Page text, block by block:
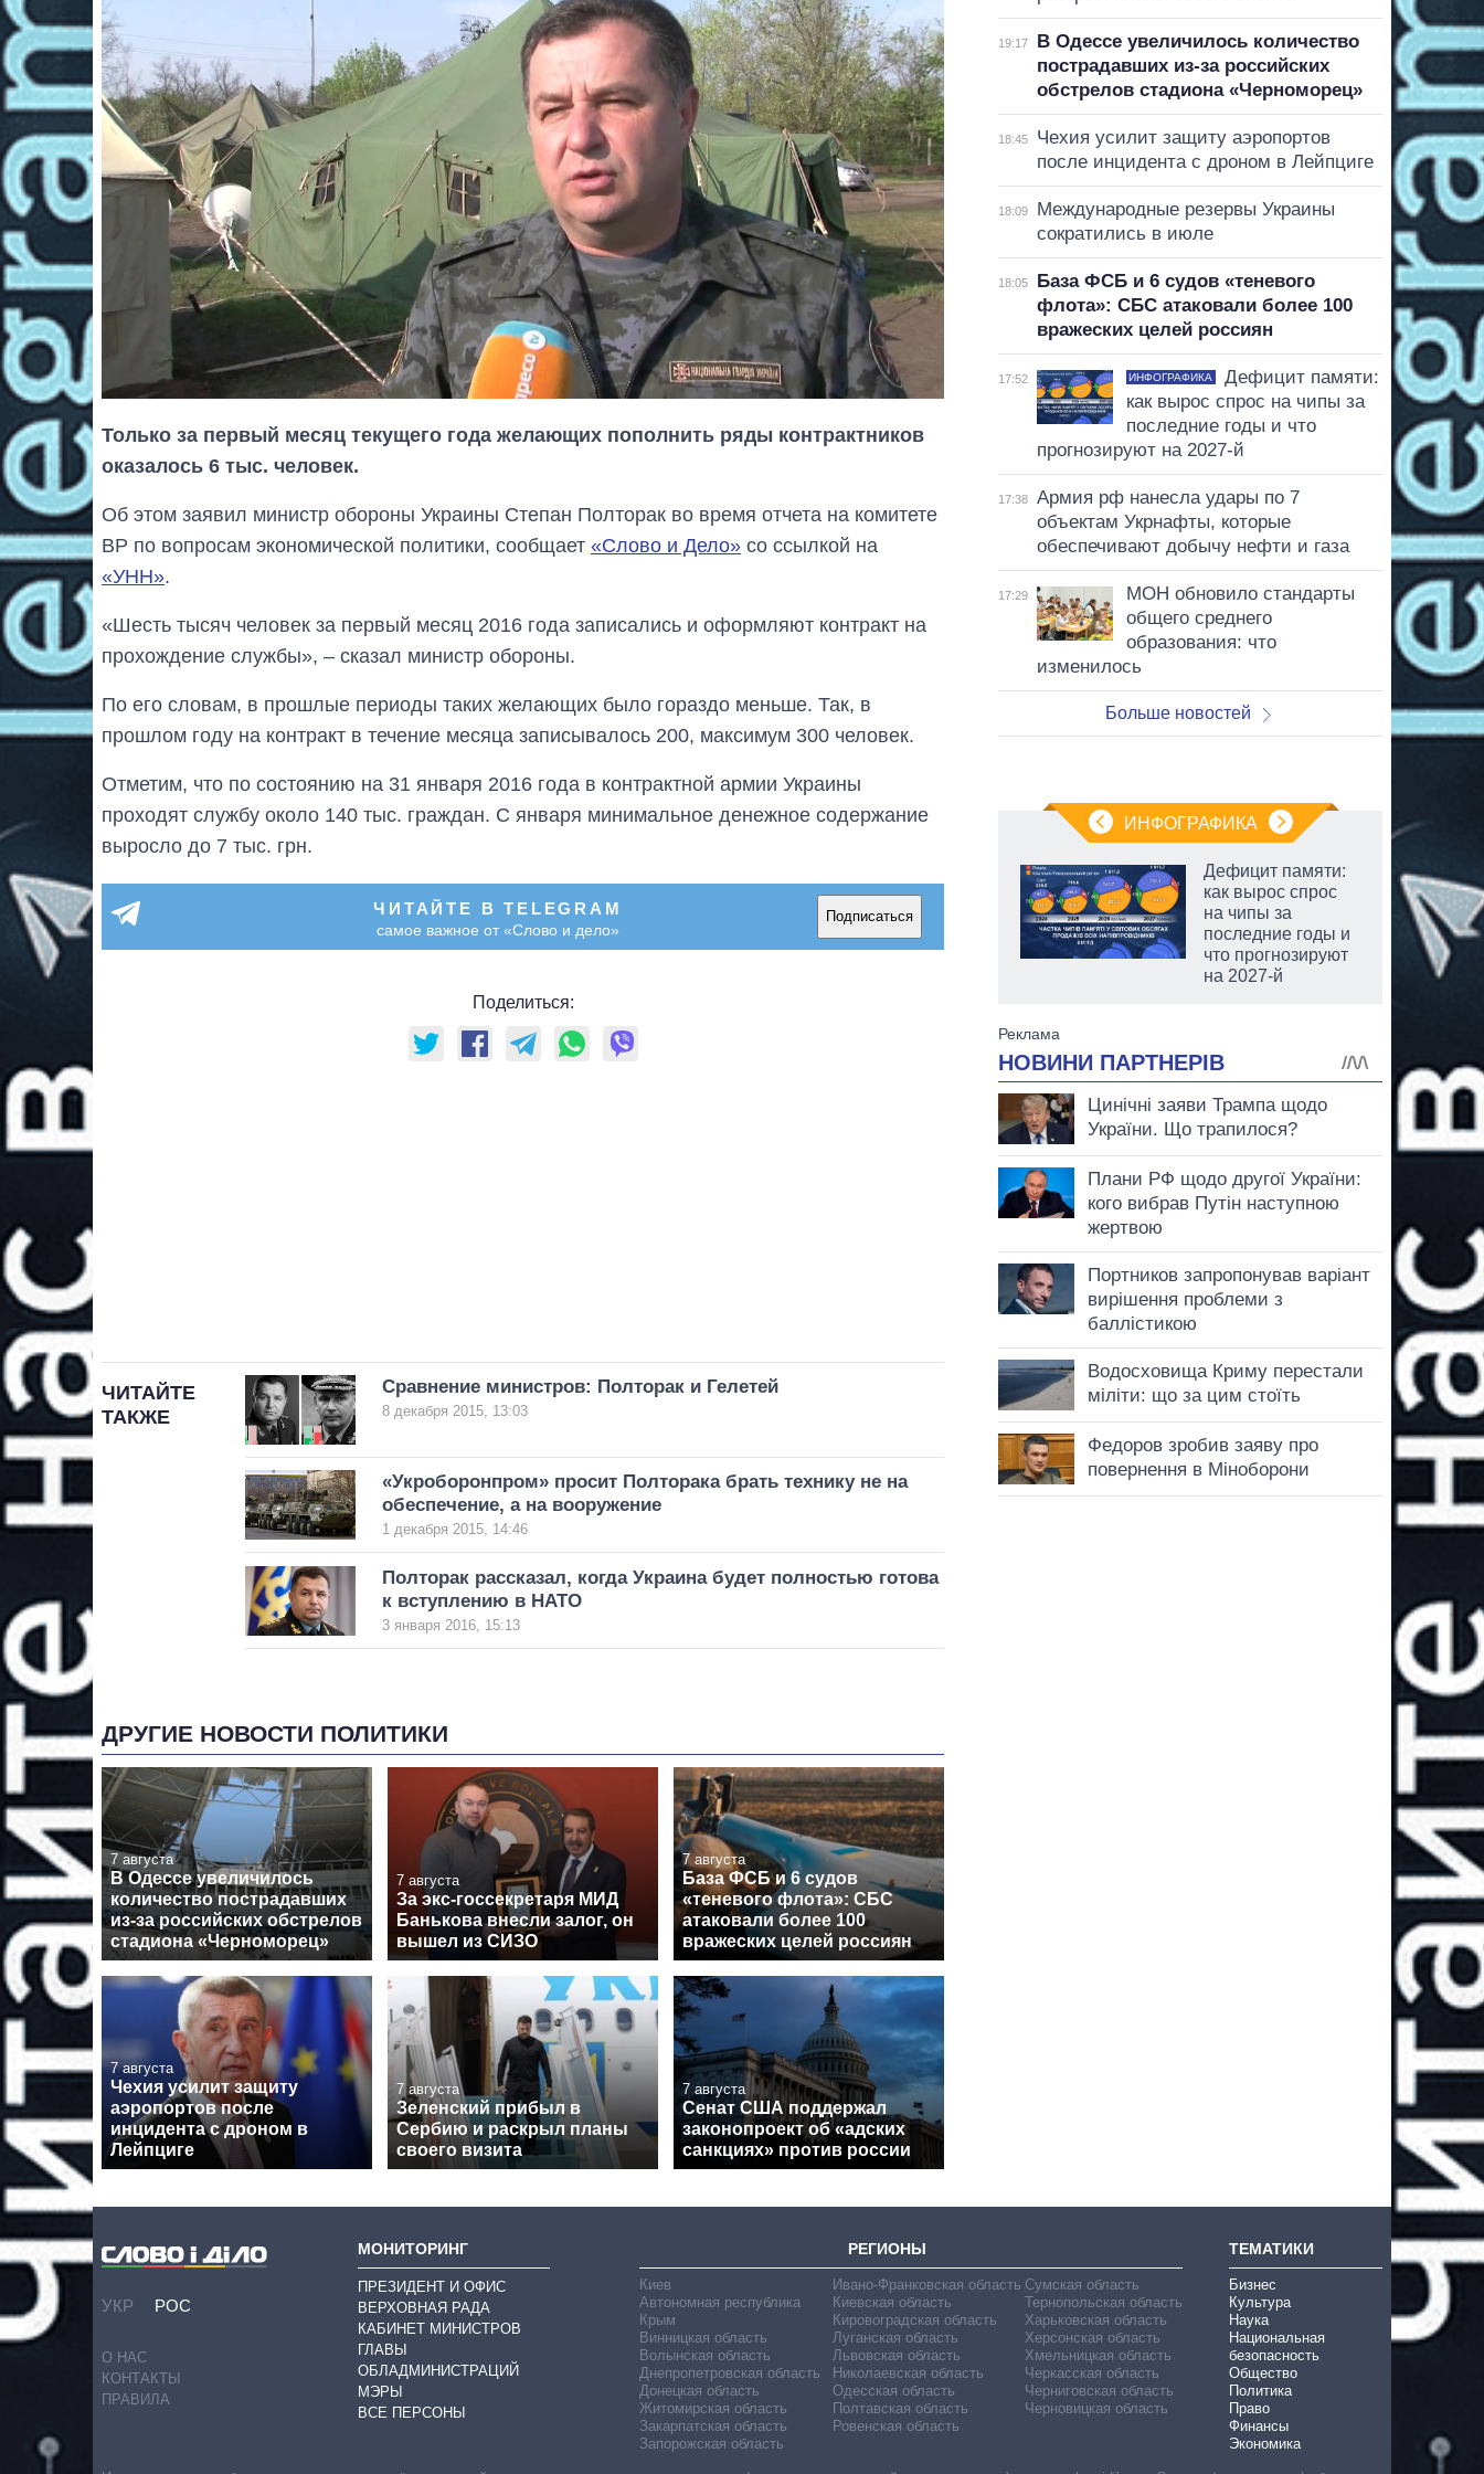
Только за первый месяц текущего года желающих пополнить ряды контрактников
оказалось 6 тыс. человек.
Об этом заявил министр обороны Украины Степан Полторак во время отчета на комитете
ВР по вопросам экономической политики, сообщает «Слово и Дело» со ссылкой на
«УНН».
«Шесть тысяч человек за первый месяц 2016 года записались и оформляют контракт на
прохождение службы», – сказал министр обороны.
По его словам, в прошлые периоды таких желающих было гораздо меньше. Так, в
прошлом году на контракт в течение месяца записывалось 200, максимум 300 человек.
Отметим, что по состоянию на 31 января 2016 года в контрактной армии Украины
проходят службу около 140 тыс. граждан. С января минимальное денежное содержание
выросло до 7 тыс. грн.
ЧИТАЙТЕ В TELEGRAM
самое важное от «Слово и дело»
Подписаться
Поделиться:
ЧИТАЙТЕ
ТАКЖЕ
Сравнение министров: Полторак и Гелетей
8 декабря 2015, 13:03
«Укроборонпром» просит Полторака брать технику не на
обеспечение, а на вооружение
1 декабря 2015, 14:46
Полторак рассказал, когда Украина будет полностью готова
к вступлению в НАТО
3 января 2016, 15:13
ДРУГИЕ НОВОСТИ ПОЛИТИКИ
7 августа
В Одессе увеличилось
количество пострадавших
из-за российских обстрелов
стадиона «Черноморец»
7 августа
За экс-госсекретаря МИД
Банькова внесли залог, он
вышел из СИЗО
7 августа
База ФСБ и 6 судов
«теневого флота»: СБС
атаковали более 100
вражеских целей россиян
7 августа
Чехия усилит защиту
аэропортов после
инцидента с дроном в
Лейпциге
7 августа
Зеленский прибыл в
Сербию и раскрыл планы
своего визита
7 августа
Сенат США поддержал
законопроект об «адских
санкциях» против россии
19:17
В Одессе увеличилось количество
пострадавших из-за российских
обстрелов стадиона «Черноморец»
18:45
Чехия усилит защиту аэропортов
после инцидента с дроном в Лейпциге
18:09
Международные резервы Украины
сократились в июле
18:05
База ФСБ и 6 судов «теневого
флота»: СБС атаковали более 100
вражеских целей россиян
17:52 ИНФОГРАФИКА
Дефицит памяти:
как вырос спрос на чипы за
последние годы и что
прогнозируют на 2027-й
17:38
Армия рф нанесла удары по 7
объектам Укрнафты, которые
обеспечивают добычу нефти и газа
17:29
МОН обновило стандарты
общего среднего
образования: что
изменилось
Больше новостей
ИНФОГРАФИКА
массированных
ударов по Украине
за лето: Киев и
область стали
Дефицит памяти:
как вырос спрос
на чипы за
последние годы и
что прогнозируют
на 2027-й
УКР РОС
О НАС
КОНТАКТЫ
ПРАВИЛА
МОНИТОРИНГ
ПРЕЗИДЕНТ И ОФИС
ВЕРХОВНАЯ РАДА
КАБИНЕТ МИНИСТРОВ
ГЛАВЫ
ОБЛАДМИНИСТРАЦИЙ
МЭРЫ
ВСЕ ПЕРСОНЫ
РЕГИОНЫ
Киев
Автономная республика
Крым
Винницкая область
Волынская область
Днепропетровская область
Донецкая область
Житомирская область
Закарпатская область
Запорожская область
Ивано-Франковская область
Киевская область
Кировоградская область
Луганская область
Львовская область
Николаевская область
Одесская область
Полтавская область
Ровенская область
Сумская область
Тернопольская область
Харьковская область
Херсонская область
Хмельницкая область
Черкасская область
Черниговская область
Черновицкая область
ТЕМАТИКИ
Бизнес
Культура
Наука
Национальная
безопасность
Общество
Политика
Право
Финансы
Экономика